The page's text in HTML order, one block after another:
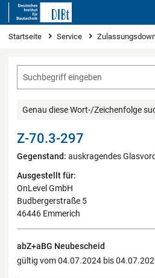
Sie sind hier
Startseite Service
Genau diese Wort-/Zeichenfolge
Z-70.3-297
Gegenstand: auskragendes
Ausgestellt für:
OnLevel GmbH
Budbergerstraße 5
46446 Emmerich
abZ+aBG Neubescheid
gültig vom 04.07.2024 bis